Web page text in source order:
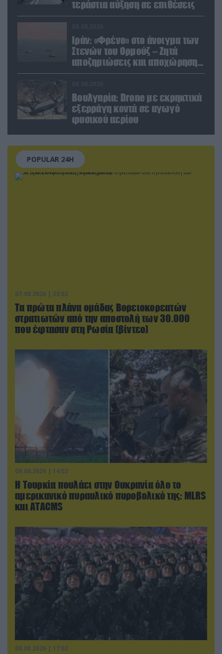
τεράστια αύξηση σε επιθέσεις
Ιράν: «Φρένο» στο άνοιγμα των
Στενών του Ορμούζ – Ζητά
αποζημιώσεις και αποχώρηση
των ΗΠΑ
Βουλγαρία: Drone με εκρηκτικά
εξερράγη κοντά σε αγωγό
φυσικού αερίου
POPULAR 24H
07.08.2026 | 23:02
Τα πρώτα πλάνα ομάδας Βορειοκορεατών
στρατιωτών από την αποστολή των 30.000
που έφτασαν στη Ρωσία (βίντεο)
08.08.2026 | 14:02
Η Τουρκία πουλάει στην Ουκρανία όλο το
αμερικανικό πυραυλικό πυροβολικό της: MLRS
και ΑΤΑCMS
08.08.2026 | 17:02